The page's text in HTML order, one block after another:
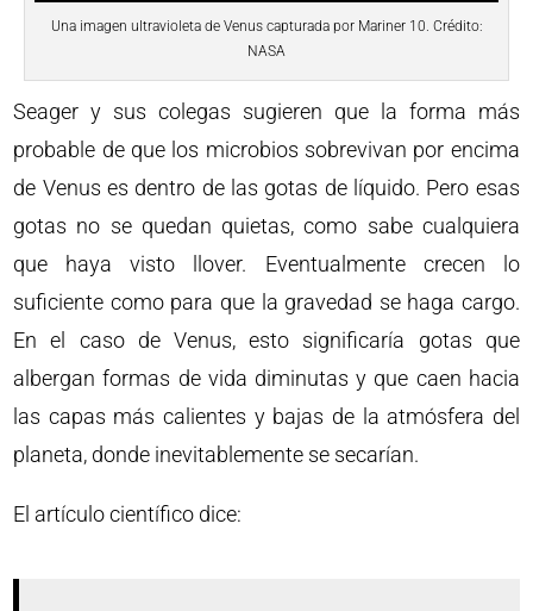
Una imagen ultravioleta de Venus capturada por Mariner 10. Crédito:
NASA
Seager y sus colegas sugieren que la forma más
probable de que los microbios sobrevivan por encima
de Venus es dentro de las gotas de líquido. Pero esas
gotas no se quedan quietas, como sabe cualquiera
que haya visto llover. Eventualmente crecen lo
suficiente como para que la gravedad se haga cargo.
En el caso de Venus, esto significaría gotas que
albergan formas de vida diminutas y que caen hacia
las capas más calientes y bajas de la atmósfera del
planeta, donde inevitablemente se secarían.
El artículo científico dice: